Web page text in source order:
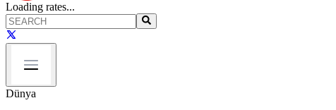
Loading rates...
Dünya